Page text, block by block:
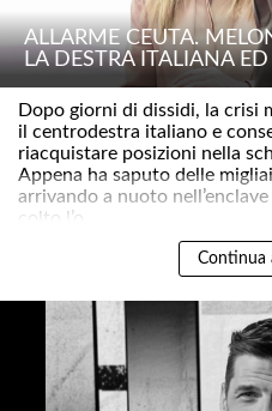
ALLARME CEUTA.
LA DESTRA ITALIANA
Dopo giorni di dissidi, la crisi
il centrodestra italiano e
riacquistare posizioni nella
Appena ha saputo delle
arrivando a nuoto
colto l’o..
Continua